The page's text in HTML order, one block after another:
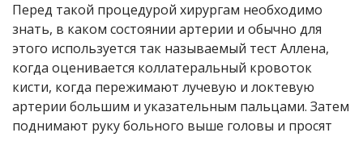
Перед такой процедурой хирургам необходимо
знать, в каком состоянии артерии и обычно для
этого используется так называемый тест Аллена,
когда оценивается коллатеральный кровоток
кисти, когда пережимают лучевую и локтевую
артерии большим и указательным пальцами. Затем
поднимают руку больного выше головы и просят